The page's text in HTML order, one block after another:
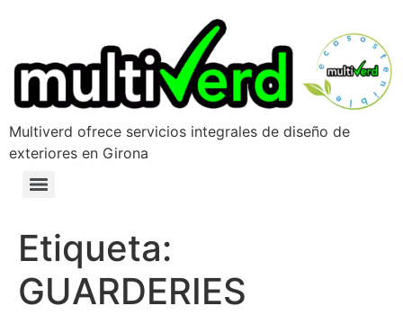
Multiverd ofrece servicios integrales de diseño de
exteriores en Girona
Etiqueta:
GUARDERIES